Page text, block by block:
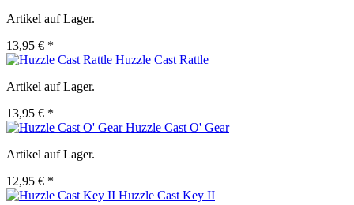
Artikel auf Lager.
13,95 € *
Huzzle Cast Rattle
Artikel auf Lager.
13,95 € *
Huzzle Cast O' Gear
Artikel auf Lager.
12,95 € *
Huzzle Cast Key II